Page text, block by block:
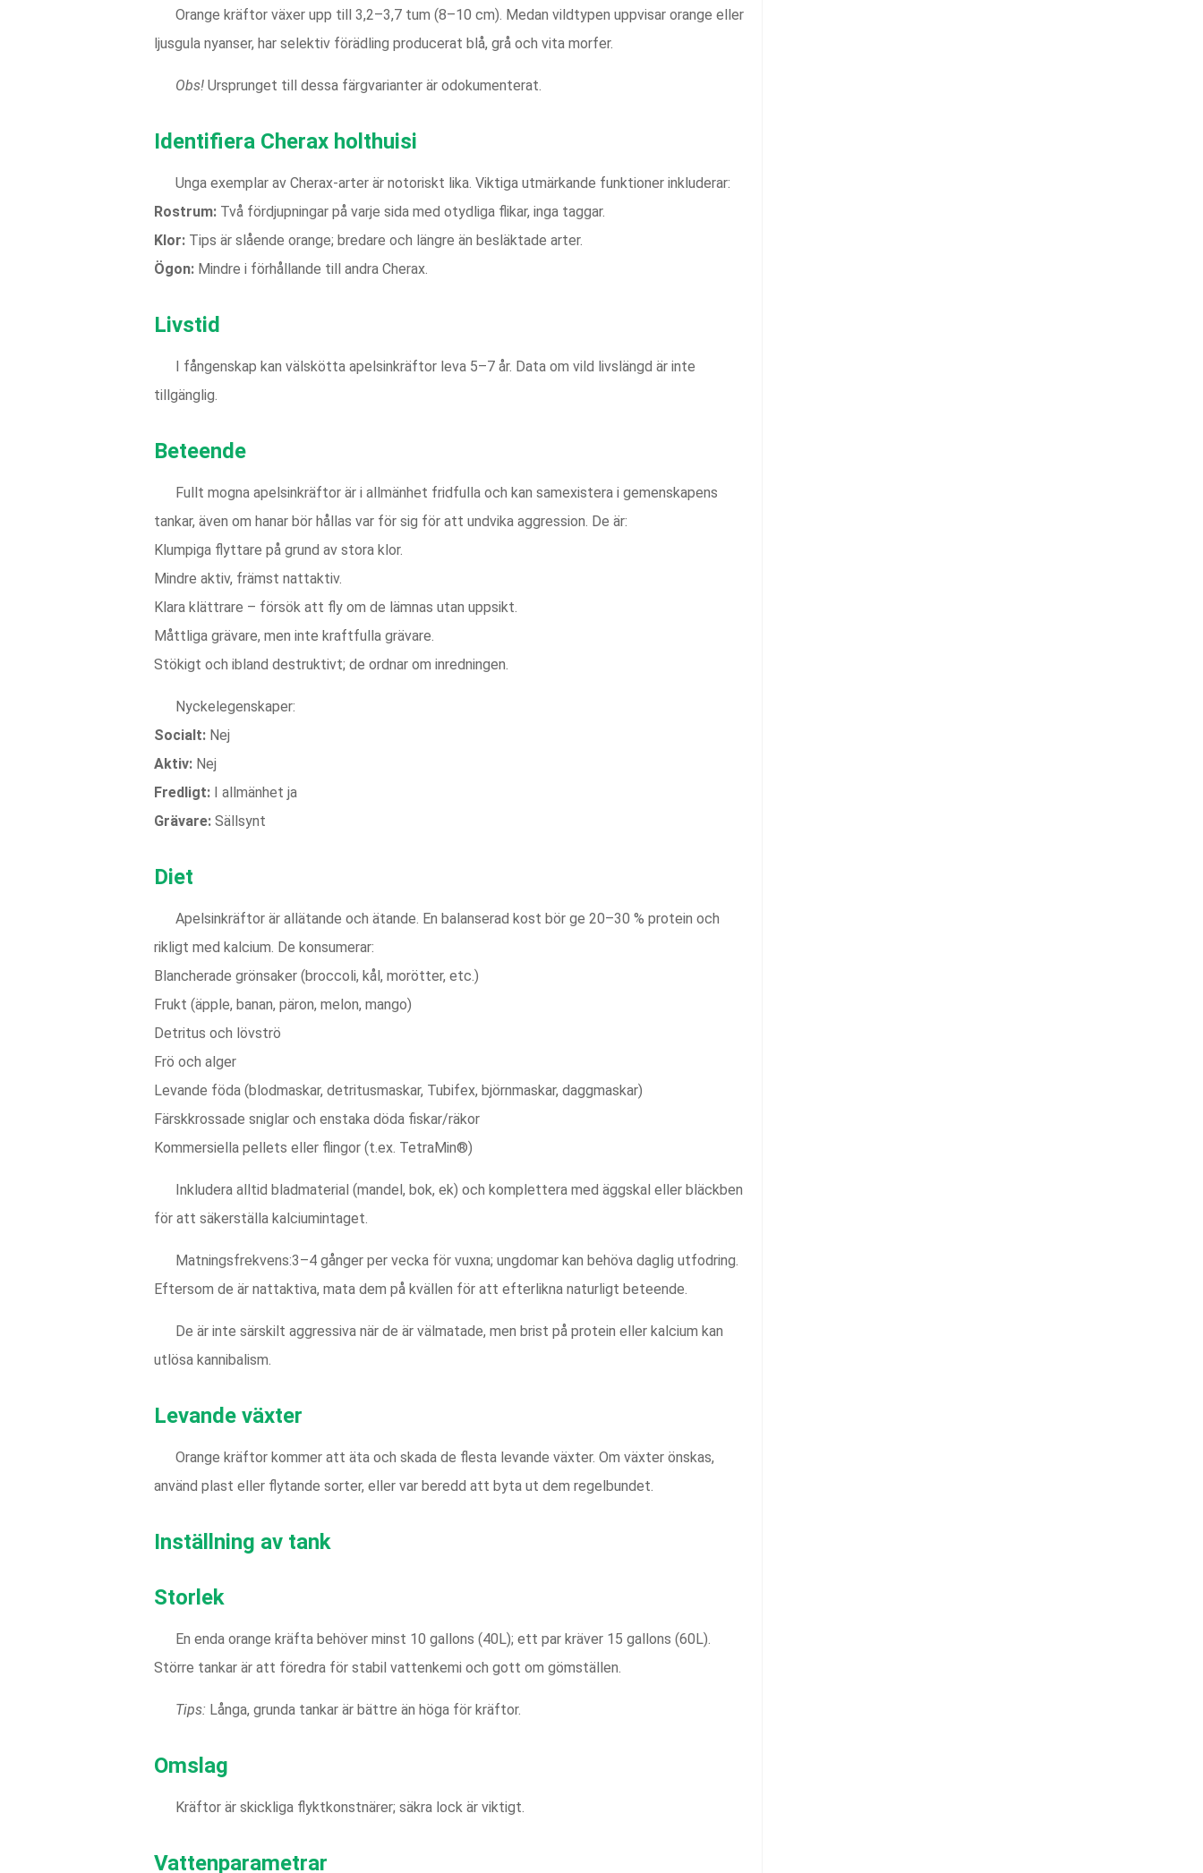
Orange kräftor växer upp till 3,2–3,7 tum (8–10 cm). Medan vildtypen uppvisar orange eller
ljusgula nyanser, har selektiv förädling producerat blå, grå och vita morfer.
Obs! Ursprunget till dessa färgvarianter är odokumenterat.
Identifiera Cherax holthuisi
Unga exemplar av Cherax-arter är notoriskt lika. Viktiga utmärkande funktioner inkluderar:
Rostrum: Två fördjupningar på varje sida med otydliga flikar, inga taggar.
Klor: Tips är slående orange; bredare och längre än besläktade arter.
Ögon: Mindre i förhållande till andra Cherax.
Livstid
I fångenskap kan välskötta apelsinkräftor leva 5–7 år. Data om vild livslängd är inte
tillgänglig.
Beteende
Fullt mogna apelsinkräftor är i allmänhet fridfulla och kan samexistera i gemenskapens
tankar, även om hanar bör hållas var för sig för att undvika aggression. De är:
Klumpiga flyttare på grund av stora klor.
Mindre aktiv, främst nattaktiv.
Klara klättrare – försök att fly om de lämnas utan uppsikt.
Måttliga grävare, men inte kraftfulla grävare.
Stökigt och ibland destruktivt; de ordnar om inredningen.
Nyckelegenskaper:
Socialt: Nej
Aktiv: Nej
Fredligt: I allmänhet ja
Grävare: Sällsynt
Diet
Apelsinkräftor är allätande och ätande. En balanserad kost bör ge 20–30 % protein och
rikligt med kalcium. De konsumerar:
Blancherade grönsaker (broccoli, kål, morötter, etc.)
Frukt (äpple, banan, päron, melon, mango)
Detritus och lövströ
Frö och alger
Levande föda (blodmaskar, detritusmaskar, Tubifex, björnmaskar, daggmaskar)
Färskkrossade sniglar och enstaka döda fiskar/räkor
Kommersiella pellets eller flingor (t.ex. TetraMin®)
Inkludera alltid bladmaterial (mandel, bok, ek) och komplettera med äggskal eller bläckben
för att säkerställa kalciumintaget.
Matningsfrekvens:3–4 gånger per vecka för vuxna; ungdomar kan behöva daglig utfodring.
Eftersom de är nattaktiva, mata dem på kvällen för att efterlikna naturligt beteende.
De är inte särskilt aggressiva när de är välmatade, men brist på protein eller kalcium kan
utlösa kannibalism.
Levande växter
Orange kräftor kommer att äta och skada de flesta levande växter. Om växter önskas,
använd plast eller flytande sorter, eller var beredd att byta ut dem regelbundet.
Inställning av tank
Storlek
En enda orange kräfta behöver minst 10 gallons (40L); ett par kräver 15 gallons (60L).
Större tankar är att föredra för stabil vattenkemi och gott om gömställen.
Tips: Långa, grunda tankar är bättre än höga för kräftor.
Omslag
Kräftor är skickliga flyktkonstnärer; säkra lock är viktigt.
Vattenparametrar